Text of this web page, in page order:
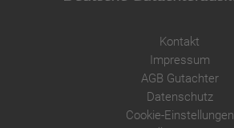
Kontakt
Impressum
AGB Gutachter
Datenschutz
Cookie-Einstellungen